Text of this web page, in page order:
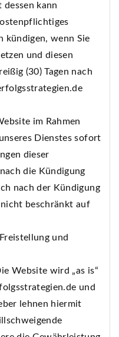
kann
kündigen, wenn Sie
und diesen
(30) Tagen nach
im Rahmen
Dienstes sofort
dieser
die Kündigung
nach der Kündigung
beschränkt auf
und
Website wird „as is“
und
lehnen hiermit